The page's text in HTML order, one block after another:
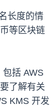
长度的情
等区块链
包括 AWS
了解有关
KMS 开发